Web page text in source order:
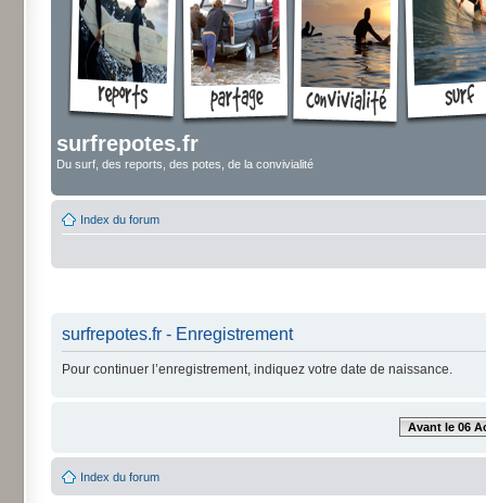
surfrepotes.fr
Du surf, des reports, des potes, de la convivialité
Index du forum
surfrepotes.fr - Enregistrement
Pour continuer l’enregistrement, indiquez votre date de naissance.
Avant le 06
Index du forum